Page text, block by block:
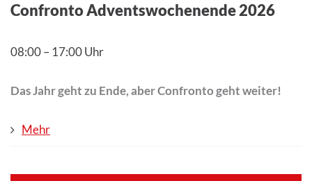
08:00 – 17:00 Uhr
Confronto Adventswochenende 2026
Das Jahr geht zu Ende, aber Confronto geht weiter!
Mehr